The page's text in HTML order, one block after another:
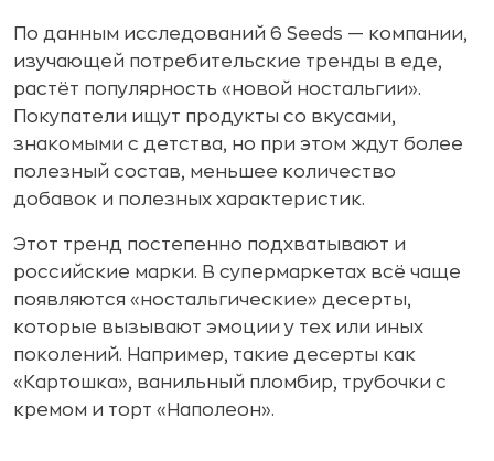
По данным исследований 6 Seeds — компании,
изучающей потребительские тренды в еде,
растёт популярность «новой ностальгии».
Покупатели ищут продукты со вкусами,
знакомыми с детства, но при этом ждут более
полезный состав, меньшее количество
добавок и полезных характеристик.
Этот тренд постепенно подхватывают и
российские марки. В супермаркетах всё чаще
появляются «ностальгические» десерты,
которые вызывают эмоции у тех или иных
поколений. Например, такие десерты как
«Картошка», ванильный пломбир, трубочки с
кремом и торт «Наполеон».